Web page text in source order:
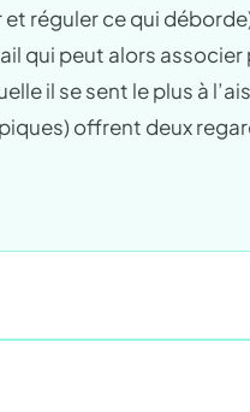
réguler ce qui
qui peut alors
il se sent le plus à
offrent deux